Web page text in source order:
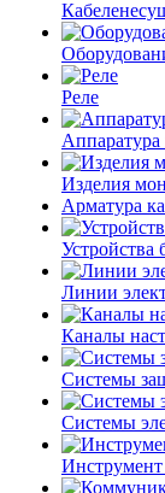
Реле
Изделия
Арматура
Устройства
Линии
Каналы
Системы
Системы